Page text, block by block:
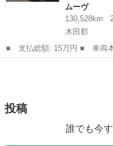
ムーヴ
130,528km
木田郡
■ 支払総額: 15万円 ■ 車両本体価格： 70,000 円 ■ メーカー
名： ダイハツ ■ 車種名
Ｒリミテッド ナビＴＶ ス
投稿
誰でも今